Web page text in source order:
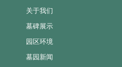
关于我们
墓碑展示
园区环境
墓园新闻